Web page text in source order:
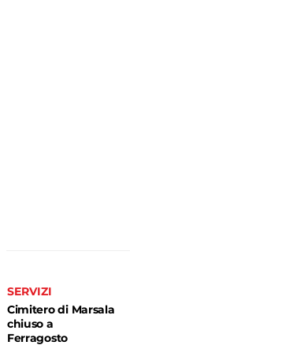
SERVIZI
Cimitero di Marsala
chiuso a
Ferragosto